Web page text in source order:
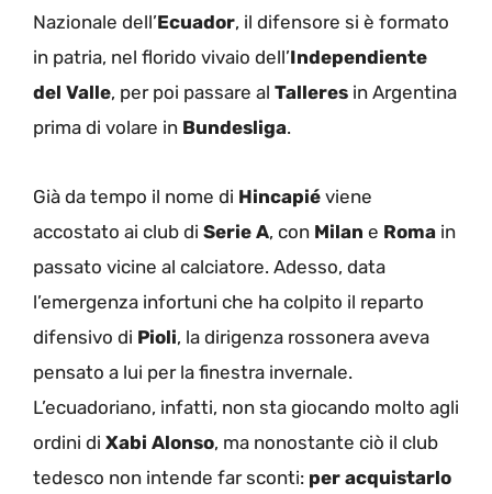
Nazionale dell’Ecuador, il difensore si è formato
in patria, nel florido vivaio dell’Independiente
del Valle, per poi passare al Talleres in Argentina
prima di volare in Bundesliga.
Già da tempo il nome di Hincapié viene
accostato ai club di Serie A, con Milan e Roma in
passato vicine al calciatore. Adesso, data
l’emergenza infortuni che ha colpito il reparto
difensivo di Pioli, la dirigenza rossonera aveva
pensato a lui per la finestra invernale.
L’ecuadoriano, infatti, non sta giocando molto agli
ordini di Xabi Alonso, ma nonostante ciò il club
tedesco non intende far sconti: per acquistarlo